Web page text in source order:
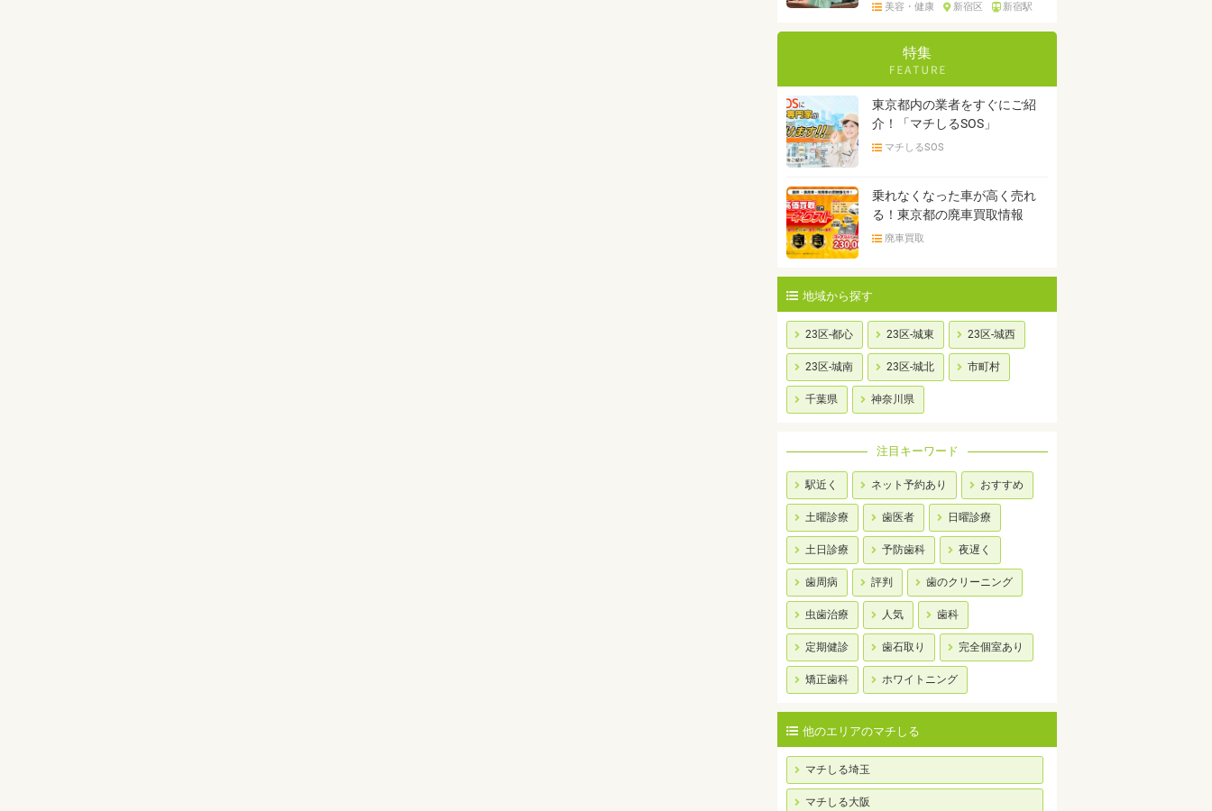
美容・健康 新宿区 新宿駅
特集
東京都内の業者をすぐにご紹
介！「マチしるSOS」
マチしるSOS
乗れなくなった車が高く売れ
る！東京都の廃車買取情報
廃車買取
地域から探す
23区-都心 23区-城東 23区-城西
23区-城南 23区-城北 市町村
千葉県 神奈川県
注目キーワード
駅近く ネット予約あり おすすめ
土曜診療 歯医者 日曜診療
土日診療 予防歯科 夜遅く
歯周病 評判 歯のクリーニング
虫歯治療 人気 歯科
定期健診 歯石取り 完全個室あり
矯正歯科 ホワイトニング
他のエリアのマチしる
マチしる埼玉
マチしる大阪